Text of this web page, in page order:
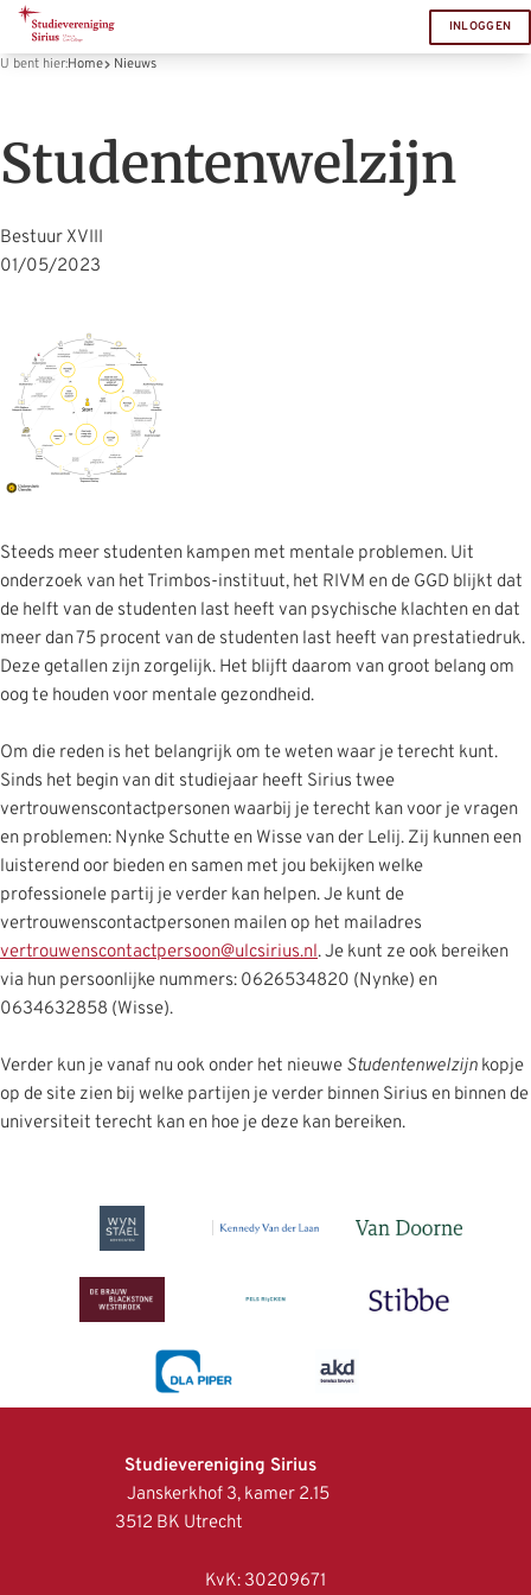
INLOGGEN
U bent hier:Home Nieuws
Studentenwelzijn
Bestuur XVIII
01/05/2023
Steeds meer studenten kampen met mentale problemen. Uit
onderzoek van het Trimbos-instituut, het RIVM en de GGD blijkt dat
de helft van de studenten last heeft van psychische klachten en dat
meer dan 75 procent van de studenten last heeft van prestatiedruk.
Deze getallen zijn zorgelijk. Het blijft daarom van groot belang om
oog te houden voor mentale gezondheid.
Om die reden is het belangrijk om te weten waar je terecht kunt.
Sinds het begin van dit studiejaar heeft Sirius twee
vertrouwenscontactpersonen waarbij je terecht kan voor je vragen
en problemen: Nynke Schutte en Wisse van der Lelij. Zij kunnen een
luisterend oor bieden en samen met jou bekijken welke
professionele partij je verder kan helpen. Je kunt de
vertrouwenscontactpersonen mailen op het mailadres
vertrouwenscontactpersoon@ulcsirius.nl. Je kunt ze ook bereiken
via hun persoonlijke nummers: 0626534820 (Nynke) en
0634632858 (Wisse).
Verder kun je vanaf nu ook onder het nieuwe Studentenwelzijn kopje
op de site zien bij welke partijen je verder binnen Sirius en binnen de
universiteit terecht kan en hoe je deze kan bereiken.
Studievereniging Sirius
Janskerkhof 3, kamer 2.15
3512 BK Utrecht
KvK: 30209671